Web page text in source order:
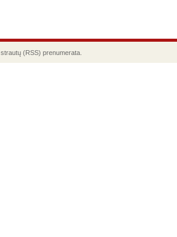
strautų (RSS) prenumerata.